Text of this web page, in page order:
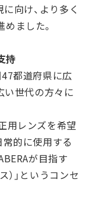
に向け、より多く
ました。
持
都道府県に広
い世代の方々に
用レンズを希望
常的に使用する
が目指す
）」というコンセ